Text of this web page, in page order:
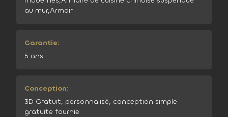
au mur,Armoir
Garantie:
5 ans
Conception:
3D Gratuit, personnalisé, conception simple
gratuite fournie